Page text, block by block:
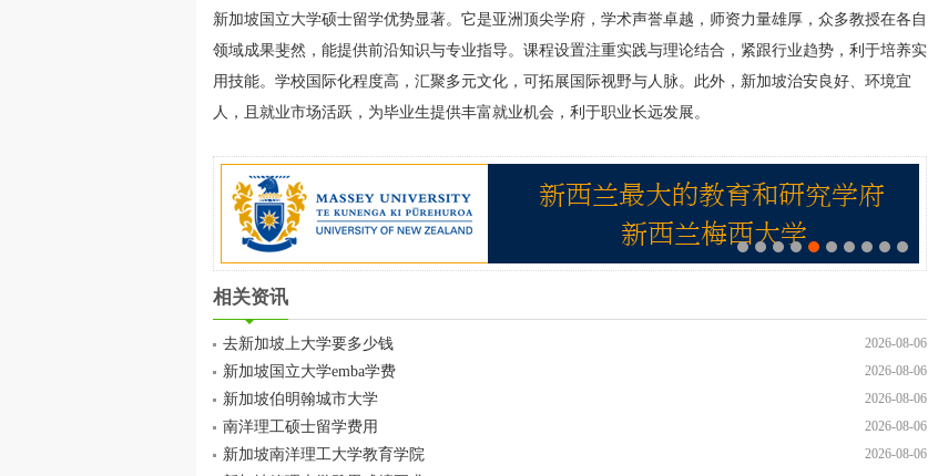
新加坡国立大学硕士留学优势显著。它是亚洲顶尖学府，学术声誉卓越，师资力量雄厚，众多教授在各自
领域成果斐然，能提供前沿知识与专业指导。课程设置注重实践与理论结合，紧跟行业趋势，利于培养实
用技能。学校国际化程度高，汇聚多元文化，可拓展国际视野与人脉。此外，新加坡治安良好、环境宜
人，且就业市场活跃，为毕业生提供丰富就业机会，利于职业长远发展。
相关资讯
2026-08-06
去新加坡上大学要多少钱
2026-08-06
新加坡国立大学emba学费
2026-08-06
新加坡伯明翰城市大学
2026-08-06
南洋理工硕士留学费用
2026-08-06
新加坡南洋理工大学教育学院